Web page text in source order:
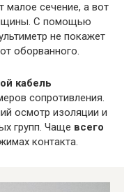
малое сечение, а вот
С помощью
не покажет
оборванного.
кабель
сопротивления.
осмотр изоляции и
групп. Чаще всего
контакта.